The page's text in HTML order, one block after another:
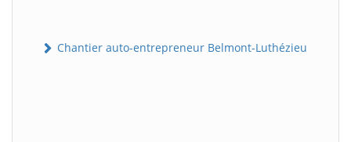
Chantier auto-entrepreneur Belmont-Luthézieu